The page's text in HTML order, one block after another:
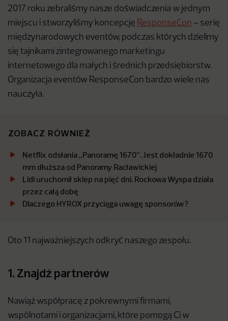
2017 roku zebraliśmy nasze doświadczenia w jednym
miejscu i stworzyliśmy koncepcję ResponseCon – serię
międzynarodowych eventów, podczas których dzielimy
się tajnikami zintegrowanego marketingu
internetowego dla małych i średnich przedsiębiorstw.
Organizacja eventów ResponseCon bardzo wiele nas
nauczyła.
ZOBACZ RÓWNIEŻ
Netflix odsłania „Panoramę 1670”. Jest dokładnie 1670
mm dłuższa od Panoramy Racławickiej
Lidl uruchomił sklep na pięć dni. Rockowa Wyspa działa
przez całą dobę
Dlaczego HYROX przyciąga uwagę sponsorów?
Oto 11 najważniejszych odkryć naszego zespołu.
1. Znajdź partnerów
Nawiąż współpracę z pokrewnymi firmami,
wspólnotami i organizacjami, które pomogą Ci w